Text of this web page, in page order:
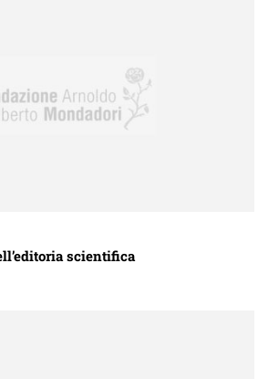
scientifica